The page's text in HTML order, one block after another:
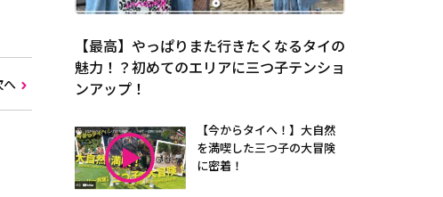
へ
【最高】やっぱりまた行きたくなるタイの
魅力！？初めてのエリアに三つ子テンショ
ンアップ！
【今からタイへ！】大自然
を満喫した三つ子の大冒険
に密着！